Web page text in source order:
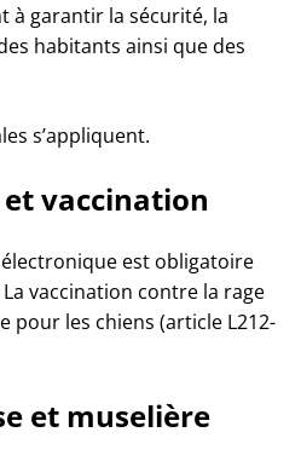
à garantir la sécurité, la
habitants ainsi que des
s’appliquent.
vaccination
est obligatoire
vaccination contre la rage
pour les chiens (article L212-
et muselière